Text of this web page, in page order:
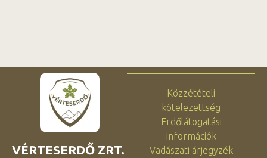
VÉRTESERDŐ ZRT.
Közzétételi
kötelezettség
Erdőlátogatási
információk
Vadászati árjegyzék